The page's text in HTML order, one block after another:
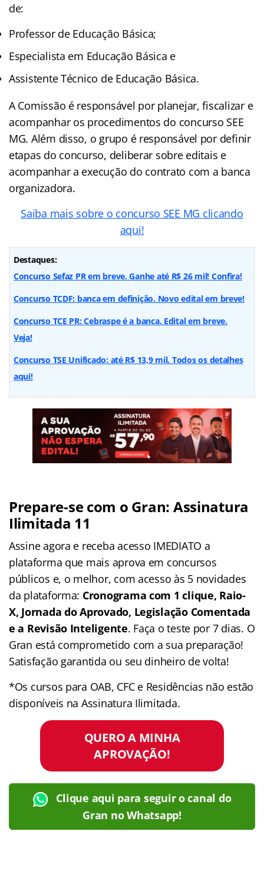
de:
Professor de Educação Básica;
Especialista em Educação Básica e
Assistente Técnico de Educação Básica.
A Comissão é responsável por planejar, fiscalizar e
acompanhar os procedimentos do concurso SEE
MG. Além disso, o grupo é responsável por definir
etapas do concurso, deliberar sobre editais e
acompanhar a execução do contrato com a banca
organizadora.
Saiba mais sobre o concurso SEE MG clicando
aqui!
Destaques:
Concurso Sefaz PR em breve. Ganhe até R$ 26 mil! Confira!
Concurso TCDF: banca em definição. Novo edital em breve!
Concurso TCE PR: Cebraspe é a banca. Edital em breve.
Veja!
Concurso TSE Unificado: até R$ 13,9 mil. Todos os detalhes
aqui!
Prepare-se com o Gran: Assinatura
Ilimitada 11
Assine agora e receba acesso IMEDIATO a
plataforma que mais aprova em concursos
públicos e, o melhor, com acesso às 5 novidades
da plataforma: Cronograma com 1 clique, Raio-
X, Jornada do Aprovado, Legislação Comentada
e a Revisão Inteligente. Faça o teste por 7 dias. O
Gran está comprometido com a sua preparação!
Satisfação garantida ou seu dinheiro de volta!
*Os cursos para OAB, CFC e Residências não estão
disponíveis na Assinatura Ilimitada.
QUERO A MINHA
APROVAÇÃO!
Clique aqui para seguir o canal do
Gran no Whatsapp!